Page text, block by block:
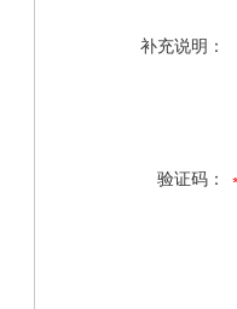
补充说明：
验证码：